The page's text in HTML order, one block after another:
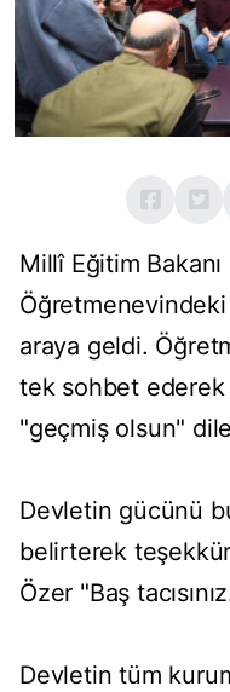
Millî Eğitim
araya geldi.
tek sohbet
"geçmiş olsun"
Devletin gücünü
belirterek
Özer "Baş
Devletin tüm